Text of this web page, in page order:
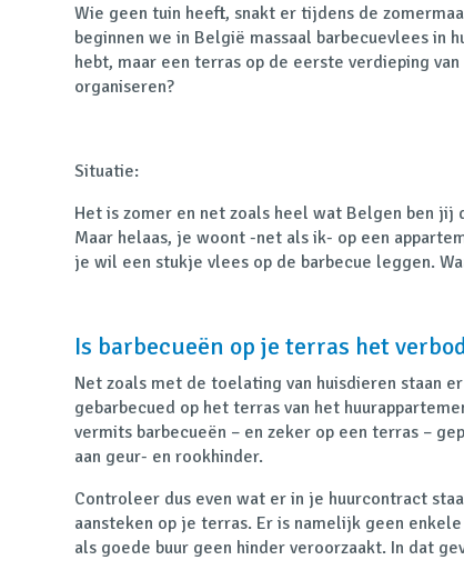
Wie geen tuin heeft, snakt er tijdens de
beginnen we in België massaal barbecuevlees
hebt, maar een terras op de eerste verdieping
organiseren?
Situatie:
Het is zomer en net zoals heel wat Belgen ben
Maar helaas, je woont -net als ik- op een
je wil een stukje vlees op de barbecue leggen.
Is barbecueën op je terras het
Net zoals met de toelating van huisdieren staan
gebarbecued op het terras van het
vermits barbecueën – en zeker op een terras –
aan geur- en rookhinder.
Controleer dus even wat er in je huurcontract
aansteken op je terras. Er is namelijk geen
als goede buur geen hinder veroorzaakt. In dat